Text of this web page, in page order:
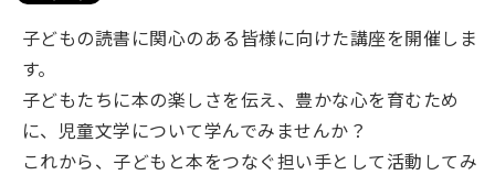
子どもの読書に関心のある皆様に向けた講座を開催しま
す。
子どもたちに本の楽しさを伝え、豊かな心を育むため
に、児童文学について学んでみませんか？
これから、子どもと本をつなぐ担い手として活動してみ